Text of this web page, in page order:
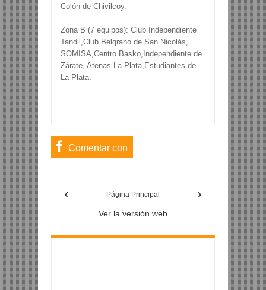
Colón de Chivilcoy.
Zona B (7 equipos): Club Independiente
Tandil,Club Belgrano de San Nicolás,
SOMISA,Centro Basko,Independiente de
Zárate, Atenas La Plata,Estudiantes de
La Plata.
Comentar con
Facebook
‹ ›
Página Principal
Ver la versión web